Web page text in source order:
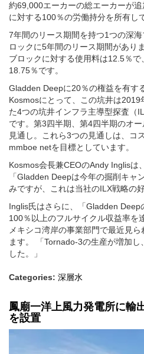
約69,000エーカーの総エーカーが
に対する100％の労働持分を所有し
7年間のリース期間を持つ1つの深
ロックに5年間のリース期間があり
ブロックに対する使用料は12.5％
18.75％です。
Gladden Deepに20％の権益を有す
Kosmosにとって、この坑井は
た4つの坑井インフラ主導型探査（
です。第3四半期、第4四半期のオ
見通し。これら3つの見通しは、コ
mmboe netを目標としています。
Kosmos会長兼CEOのAndy Inglisは
「Gladden Deepは今年の掘削キャ
みですが、これは当社のILX戦略の
Inglis氏はさらに、「Gladden
100％以上のフルサイクル収益率を
メキシコ湾岸の事業部門で最近見
ます。 「Tornado-3の生産が増加し
した。」
Categories: 深層水
鳳廟一洋上風力発電所に輸
を設置